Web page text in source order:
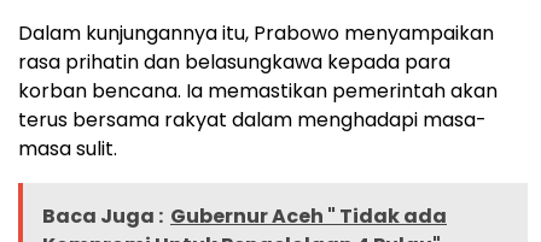
Dalam kunjungannya itu, Prabowo menyampaikan
rasa prihatin dan belasungkawa kepada para
korban bencana. Ia memastikan pemerintah akan
terus bersama rakyat dalam menghadapi masa-
masa sulit.
Baca Juga : Gubernur Aceh " Tidak ada